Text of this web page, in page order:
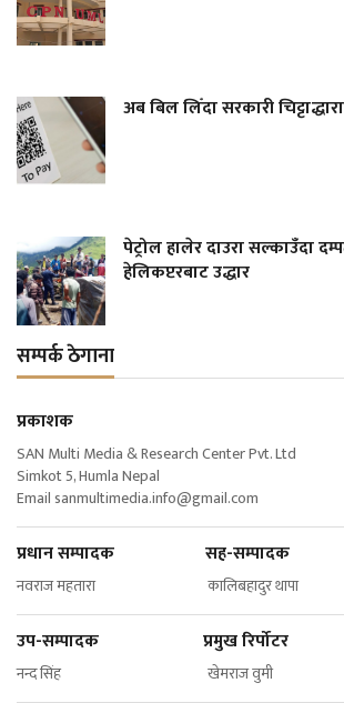
अब बिल लिँदा सरकारी
पेट्रोल हालेर दाउरा सल्काउँदा
हेलिकप्टरबाट उद्धार
सम्पर्क ठेगाना
प्रकाशक
SAN Multi Media & Research Center Pvt. Ltd
Simkot 5, Humla Nepal
Email sanmultimedia.info@gmail.com
प्रधान सम्पादक सह-सम्पादक
नवराज महतारा कालिबहादुर थापा
उप-सम्पादक प्रमुख रिर्पोटर
नन्द सिंह खेमराज वुमी